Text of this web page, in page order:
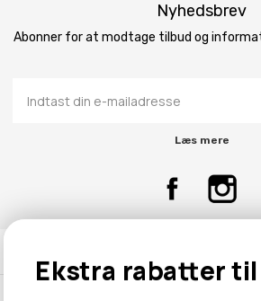
Nyhedsbrev
Abonner for at modtage tilbud og
Læs mere
Ekstra rabatter